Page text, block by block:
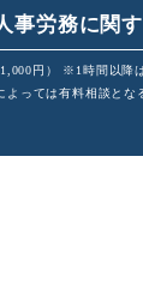
事労務に関
円） ※1時間以降
っては有料相談とな